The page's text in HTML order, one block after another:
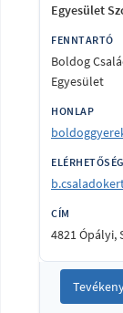
Egyesület
Boldog
Egyesület
4821 Ópályi,